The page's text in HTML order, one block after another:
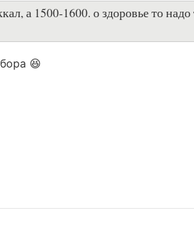
а 1500-1600. о здоровье то
😆